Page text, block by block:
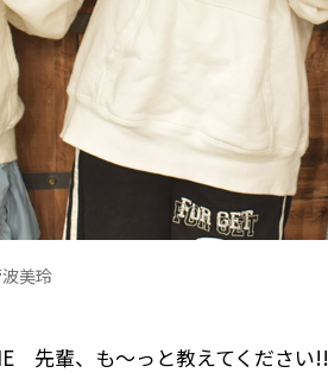
美玲
先輩、も～っと教えてください